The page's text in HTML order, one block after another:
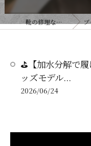
靴の修理ならいずみ靴店 ブログ
⛳️【加水分解で
ッズモデル...
2026/06/24